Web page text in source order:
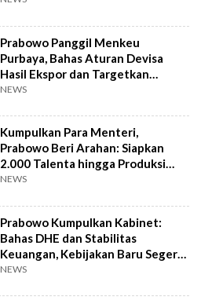
Prabowo Panggil Menkeu
Purbaya, Bahas Aturan Devisa
Hasil Ekspor dan Targetkan
Peningkatan Pajak
NEWS
Kumpulkan Para Menteri,
Prabowo Beri Arahan: Siapkan
2.000 Talenta hingga Produksi
Pupuk Murah
NEWS
Prabowo Kumpulkan Kabinet:
Bahas DHE dan Stabilitas
Keuangan, Kebijakan Baru Segera
Diumumkan?
NEWS